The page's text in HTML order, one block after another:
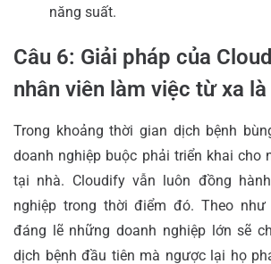
năng suất.
Câu 6: Giải pháp của
nhân viên làm việc từ xa là
Trong khoảng thời gian dịch bệnh
doanh nghiệp buộc phải triển khai cho
tại nhà. Cloudify vẫn luôn đồng
nghiệp trong thời điểm đó. Theo
đáng lẽ những doanh nghiệp lớn sẽ
dịch bệnh đầu tiên mà ngược lại họ